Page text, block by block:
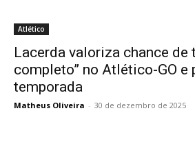
Atlético
Lacerda valoriza chance de
completo” no Atlético-GO e
temporada
Matheus Oliveira - 30 de dezembro de 2025